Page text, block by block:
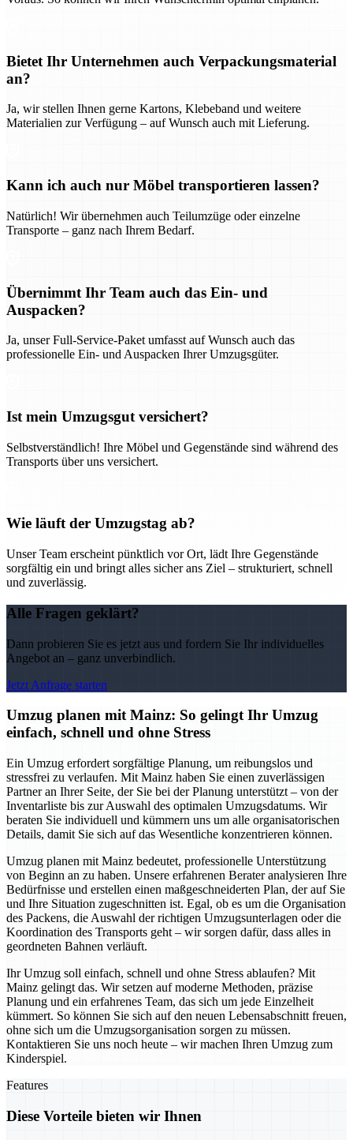
Bietet Ihr Unternehmen auch Verpackungsmaterial
an?
Ja, wir stellen Ihnen gerne Kartons, Klebeband und weitere
Materialien zur Verfügung – auf Wunsch auch mit Lieferung.
Kann ich auch nur Möbel transportieren lassen?
Natürlich! Wir übernehmen auch Teilumzüge oder einzelne
Transporte – ganz nach Ihrem Bedarf.
Übernimmt Ihr Team auch das Ein- und
Auspacken?
Ja, unser Full-Service-Paket umfasst auf Wunsch auch das
professionelle Ein- und Auspacken Ihrer Umzugsgüter.
Ist mein Umzugsgut versichert?
Selbstverständlich! Ihre Möbel und Gegenstände sind während des
Transports über uns versichert.
Wie läuft der Umzugstag ab?
Unser Team erscheint pünktlich vor Ort, lädt Ihre Gegenstände
sorgfältig ein und bringt alles sicher ans Ziel – strukturiert, schnell
und zuverlässig.
Alle Fragen geklärt?
Dann probieren Sie es jetzt aus und fordern Sie Ihr individuelles
Angebot an – ganz unverbindlich.
Jetzt Anfrage starten
Umzug planen mit Mainz: So gelingt Ihr Umzug
einfach, schnell und ohne Stress
Ein Umzug erfordert sorgfältige Planung, um reibungslos und
stressfrei zu verlaufen. Mit Mainz haben Sie einen zuverlässigen
Partner an Ihrer Seite, der Sie bei der Planung unterstützt – von der
Inventarliste bis zur Auswahl des optimalen Umzugsdatums. Wir
beraten Sie individuell und kümmern uns um alle organisatorischen
Details, damit Sie sich auf das Wesentliche konzentrieren können.
Umzug planen mit Mainz bedeutet, professionelle Unterstützung
von Beginn an zu haben. Unsere erfahrenen Berater analysieren Ihre
Bedürfnisse und erstellen einen maßgeschneiderten Plan, der auf Sie
und Ihre Situation zugeschnitten ist. Egal, ob es um die Organisation
des Packens, die Auswahl der richtigen Umzugsunterlagen oder die
Koordination des Transports geht – wir sorgen dafür, dass alles in
geordneten Bahnen verläuft.
Ihr Umzug soll einfach, schnell und ohne Stress ablaufen? Mit
Mainz gelingt das. Wir setzen auf moderne Methoden, präzise
Planung und ein erfahrenes Team, das sich um jede Einzelheit
kümmert. So können Sie sich auf den neuen Lebensabschnitt freuen,
ohne sich um die Umzugsorganisation sorgen zu müssen.
Kontaktieren Sie uns noch heute – wir machen Ihren Umzug zum
Kinderspiel.
Features
Diese Vorteile bieten wir Ihnen